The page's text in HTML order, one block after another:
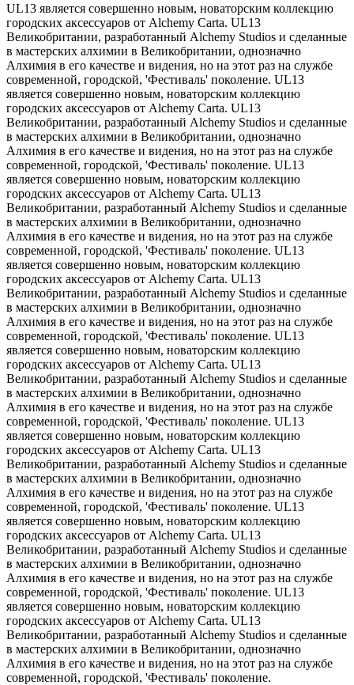
UL13 является совершенно новым, новаторским коллекцию
городских аксессуаров от Alchemy Carta. UL13
Великобритании, разработанный Alchemy Studios и сделанные
в мастерских алхимии в Великобритании, однозначно
Алхимия в его качестве и видения, но на этот раз на службе
современной, городской, 'Фестиваль' поколение. UL13
является совершенно новым, новаторским коллекцию
городских аксессуаров от Alchemy Carta. UL13
Великобритании, разработанный Alchemy Studios и сделанные
в мастерских алхимии в Великобритании, однозначно
Алхимия в его качестве и видения, но на этот раз на службе
современной, городской, 'Фестиваль' поколение. UL13
является совершенно новым, новаторским коллекцию
городских аксессуаров от Alchemy Carta. UL13
Великобритании, разработанный Alchemy Studios и сделанные
в мастерских алхимии в Великобритании, однозначно
Алхимия в его качестве и видения, но на этот раз на службе
современной, городской, 'Фестиваль' поколение. UL13
является совершенно новым, новаторским коллекцию
городских аксессуаров от Alchemy Carta. UL13
Великобритании, разработанный Alchemy Studios и сделанные
в мастерских алхимии в Великобритании, однозначно
Алхимия в его качестве и видения, но на этот раз на службе
современной, городской, 'Фестиваль' поколение. UL13
является совершенно новым, новаторским коллекцию
городских аксессуаров от Alchemy Carta. UL13
Великобритании, разработанный Alchemy Studios и сделанные
в мастерских алхимии в Великобритании, однозначно
Алхимия в его качестве и видения, но на этот раз на службе
современной, городской, 'Фестиваль' поколение. UL13
является совершенно новым, новаторским коллекцию
городских аксессуаров от Alchemy Carta. UL13
Великобритании, разработанный Alchemy Studios и сделанные
в мастерских алхимии в Великобритании, однозначно
Алхимия в его качестве и видения, но на этот раз на службе
современной, городской, 'Фестиваль' поколение. UL13
является совершенно новым, новаторским коллекцию
городских аксессуаров от Alchemy Carta. UL13
Великобритании, разработанный Alchemy Studios и сделанные
в мастерских алхимии в Великобритании, однозначно
Алхимия в его качестве и видения, но на этот раз на службе
современной, городской, 'Фестиваль' поколение. UL13
является совершенно новым, новаторским коллекцию
городских аксессуаров от Alchemy Carta. UL13
Великобритании, разработанный Alchemy Studios и сделанные
в мастерских алхимии в Великобритании, однозначно
Алхимия в его качестве и видения, но на этот раз на службе
современной, городской, 'Фестиваль' поколение.